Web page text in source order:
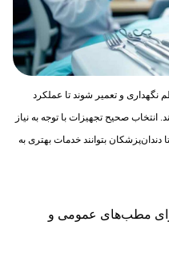
و تعمیر شوند تا عملکرد
انتخاب صحیح تجهیزات با توجه به نیاز
بتوانند خدمات بهتری به
مطب‌های عمومی و